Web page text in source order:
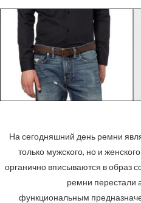
На сегодняшний день ремни
только мужского, но и
органично вписываются в
ремни перестали
функциональным